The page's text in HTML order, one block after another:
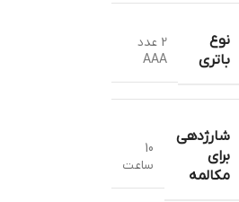
نوع
باتری
2 عدد
AAA
شارژدهی
برای
مکالمه
10
ساعت